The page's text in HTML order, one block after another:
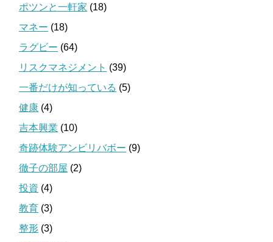
ポツンと一軒家 (18)
マネー (18)
ラグビー (64)
リスクマネジメント (39)
一番だけが知っている (5)
健康 (4)
吉本興業 (10)
奇跡体験アンビリバボー (9)
徹子の部屋 (2)
投資 (4)
教育 (3)
整形 (3)